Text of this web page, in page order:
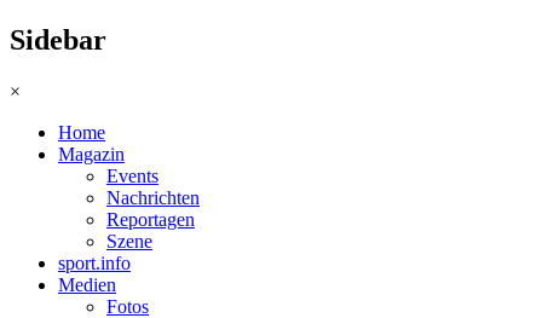
Sidebar
×
Home
Magazin
Events
Nachrichten
Reportagen
Szene
sport.info
Medien
Fotos